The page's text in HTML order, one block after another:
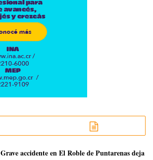
Grave accidente en El Roble de Puntarenas deja